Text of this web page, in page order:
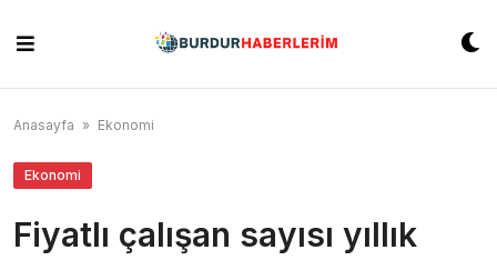
content
Anasayfa » Ekonomi
Ekonomi
Fiyatlı çalışan sayısı yıllık